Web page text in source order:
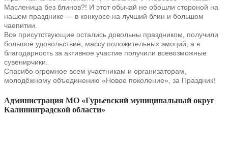
Масленица без блинов?! И этот обычай не обошли стороной на
нашем празднике — в конкурсе на лучший блин и большом
чаепитии.
Все присутствующие остались довольны праздником, получили
большое удовольствие, массу положительных эмоций, а в
благодарность за активное участие получили всевозможные
сувенирчики.
Спасибо огромное всем участникам и организаторам,
молодёжному объединению «Новое поколение», за Праздник!
Администрация МО «Гурьевский муниципальный округ
Калининградской области»